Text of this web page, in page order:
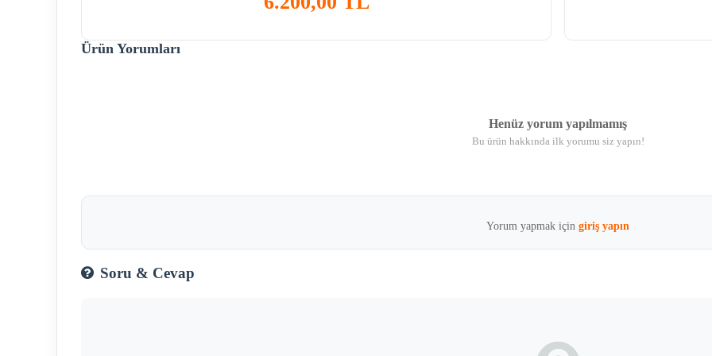
Ürün Yorumları
Henüz yorum yapılmamış
Bu ürün hakkında ilk yorumu siz yapın!
Yorum yapmak için giriş yapın
Soru & Cevap